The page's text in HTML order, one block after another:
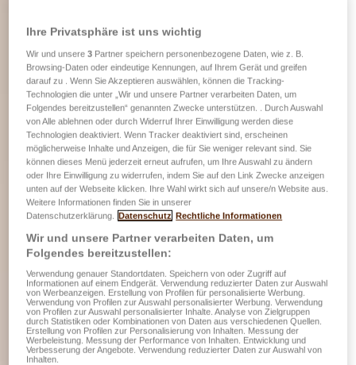
Ihre Privatsphäre ist uns wichtig
Wir und unsere3 Partner speichern personenbezogene Daten, wie z. B.
Browsing-Daten oder eindeutige Kennungen, auf Ihrem Gerät und greifen
darauf zu . Wenn Sie Akzeptieren auswählen, können die Tracking-
Technologien die unter „Wir und unsere Partner verarbeiten Daten, um
Folgendes bereitzustellen“ genannten Zwecke unterstützen. . Durch Auswahl
von Alle ablehnen oder durch Widerruf Ihrer Einwilligung werden diese
Technologien deaktiviert. Wenn Tracker deaktiviert sind, erscheinen
möglicherweise Inhalte und Anzeigen, die für Sie weniger relevant sind. Sie
können dieses Menü jederzeit erneut aufrufen, um Ihre Auswahl zu ändern
oder Ihre Einwilligung zu widerrufen, indem Sie auf den Link Zwecke anzeigen
unten auf der Webseite klicken. Ihre Wahl wirkt sich auf unsere/n Website aus.
Weitere Informationen finden Sie in unserer
Datenschutzerklärung. Datenschutz Rechtliche Informationen
Wir und unsere Partner verarbeiten Daten, um
Folgendes bereitzustellen:
Verwendung genauer Standortdaten. Speichern von oder Zugriff auf
Informationen auf einem Endgerät. Verwendung reduzierter Daten zur Auswahl
von Werbeanzeigen. Erstellung von Profilen für personalisierte Werbung.
Verwendung von Profilen zur Auswahl personalisierter Werbung. Verwendung
von Profilen zur Auswahl personalisierter Inhalte. Analyse von Zielgruppen
durch Statistiken oder Kombinationen von Daten aus verschiedenen Quellen.
Erstellung von Profilen zur Personalisierung von Inhalten. Messung der
Werbeleistung. Messung der Performance von Inhalten. Entwicklung und
Verbesserung der Angebote. Verwendung reduzierter Daten zur Auswahl von
Inhalten.